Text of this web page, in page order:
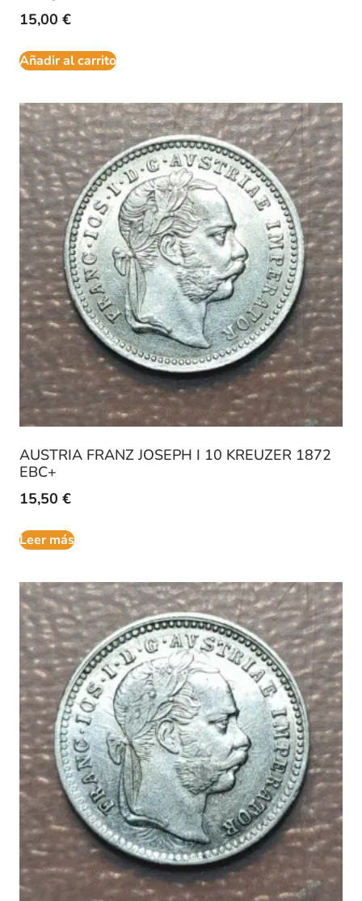
15,00 €
Añadir al carrito
AUSTRIA FRANZ JOSEPH I 10 KREUZER 1872
EBC+
15,50 €
Leer más